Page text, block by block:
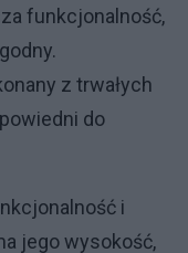
funkcjonalność,
z trwałych
do
i
jego wysokość,